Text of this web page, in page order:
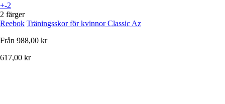
+-2
2 färger
Reebok Träningsskor för kvinnor Classic Az
Från 988,00 kr
617,00 kr